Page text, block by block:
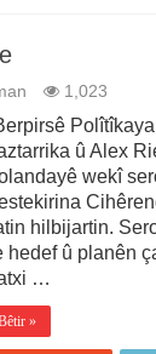
1,023
û Alex
wekî
hilbijartin.
hedef û planên
…
»